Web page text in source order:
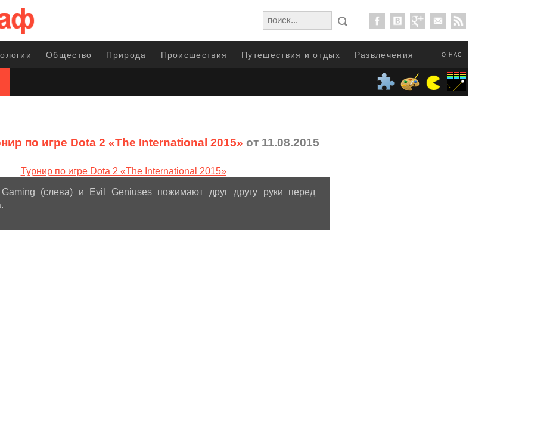
О НАС
Общество Природа Происшествия Путешествия и отдых Развлечения
по игре Dota 2 «The International 2015» от 11.08.2015
(слева) и Evil Geniuses пожимают друг другу руки перед